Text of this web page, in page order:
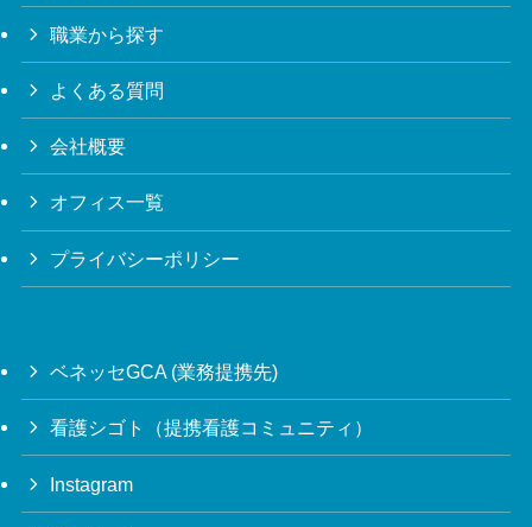
職業から探す
よくある質問
会社概要
オフィス一覧
プライバシーポリシー
ベネッセGCA (業務提携先)
看護シゴト（提携看護コミュニティ）
Instagram